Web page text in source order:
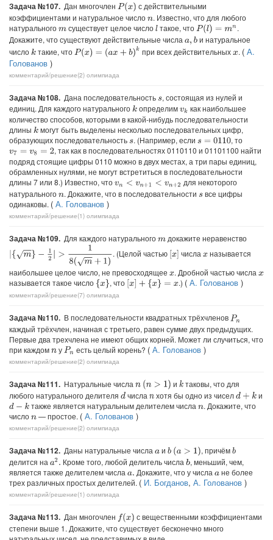
Задача №107. Дан многочлен P(x)
с действительными
коэффициентами и натуральное числоn. Известно, что для любого
натуральногоmсуществует целое числоl такое, чтоP(l)= mn
.
Докажите, что существуют действительные числа a,b и натуральное
числоkтакие, что P(x)=( ax +b)k при всех действительныхx. ( А.
Голованов )
комментарий/решение(2) олимпиада
Задача №108. Дана последовательностьs, состоящая из нулей и
единиц. Для каждого натуральногоkопределимvk как наибольшее
количество способов, которыми в какой-нибудь последовательности
длины kмогут быть выделены несколько последовательных цифр,
образующих последовательностьs. (Например, если s=0110
, то
v7 =v8 =2
, так как в последовательностях 0110110 и 01101100 найти
подряд стоящие цифры 0110 можно в двух местах, а три пары единиц,
обрамленных нулями, не могут встретиться в последовательности
длины 7 или 8.) Известно, чтоvn vn +1<v +2
для некоторого
натуральногоn. Докажите, что в последовательности sвсе цифры
одинаковы. ( А. Голованов )
комментарий/решение(1) олимпиада
Задача №109. Для каждого натуральногоmдокажите неравенство
| m −12 8( m + . (Целой частью x] числаx называется
наибольшее целое число, не превосходящее x. Дробной частью числаx
называется такое число {x} , что x]+ {x} =x .) (А. Голованов )
комментарий/решение(7) олимпиада
Задача №110. В последовательности квадратных трёхчленовPn
каждый трёхчлен, начиная с третьего, равен сумме двух предыдущих.
Первые два трехчлена не имеют общих корней. Может ли случиться, что
при каждомnуPn есть целый корень? ( А. Голованов)
комментарий/решение(2) олимпиада
Задача №111. Натуральные числа n (n> 1) и k таковы, что для
любого натурального делителя dчисла n хотя бы одно из чиселd+k
и
d−k также является натуральным делителем числаn. Докажите, что
числоn— простое. ( А. Голованов)
комментарий/решение(2) олимпиада
Задача №112. Даны натуральные числа aи b (a> 1) , причёмb
делится на a2. Кроме того, любой делитель числаb, меньший, чем,
является также делителем числа a. Докажите, что у числа aне более
трех различных простых делителей. ( И. Богданов, А. Голованов )
комментарий/решение(1) олимпиада
Задача №113. Дан многочлен f(x)
с вещественными коэффициентами
степени выше 1. Докажите, что существует бесконечно много